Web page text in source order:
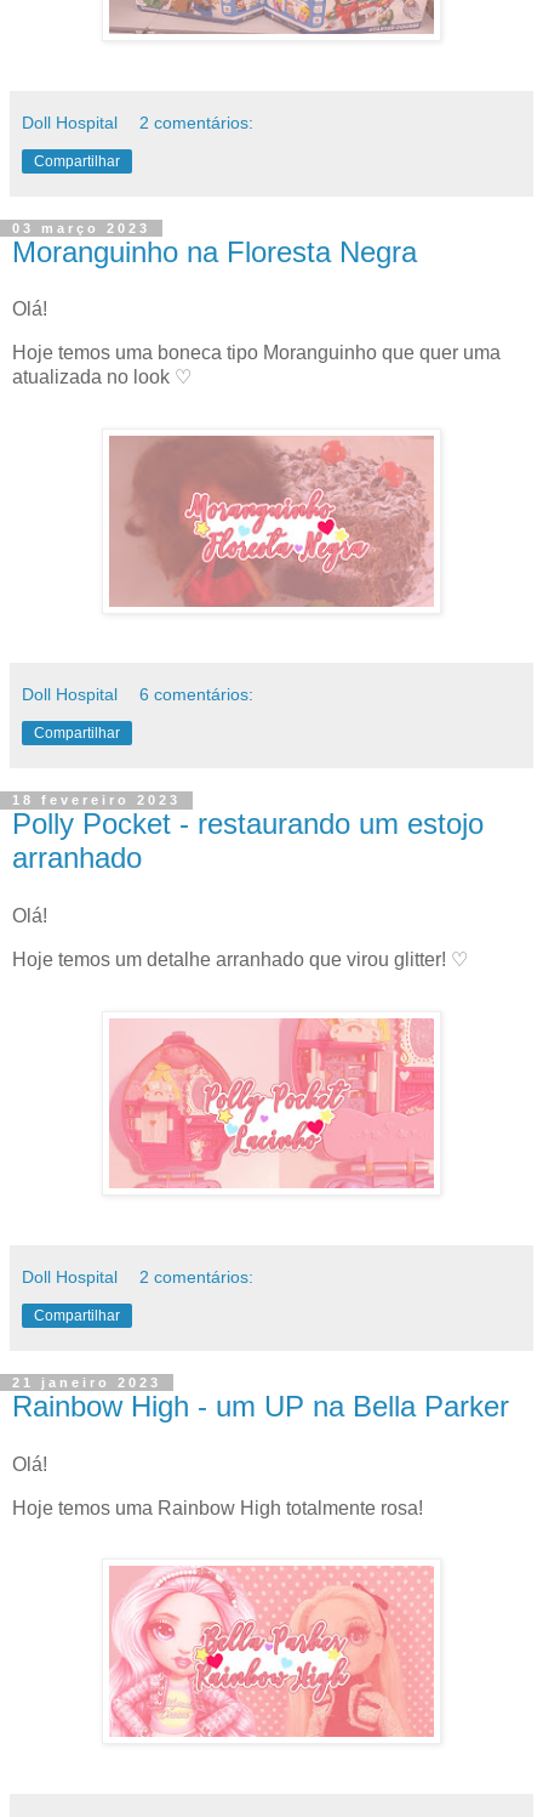
Doll Hospital 2 comentários:
Compartilhar
03 março 2023
Moranguinho na Floresta Negra
Olá!
Hoje temos uma boneca tipo Moranguinho que quer uma
atualizada no look ♡
Doll Hospital 6 comentários:
Compartilhar
18 fevereiro 2023
Polly Pocket - restaurando um estojo
arranhado
Olá!
Hoje temos um detalhe arranhado que virou glitter! ♡
Doll Hospital 2 comentários:
Compartilhar
21 janeiro 2023
Rainbow High - um UP na Bella Parker
Olá!
Hoje temos uma Rainbow High totalmente rosa!